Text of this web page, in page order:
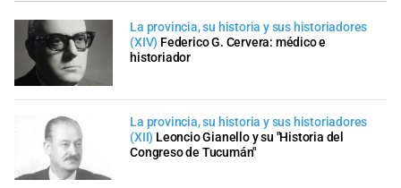
La provincia, su historia y sus historiadores
(XIV) Federico G. Cervera: médico e
historiador
La provincia, su historia y sus historiadores
(XII) Leoncio Gianello y su "Historia del
Congreso de Tucumán"